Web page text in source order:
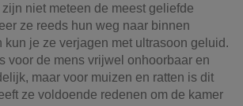
niet meteen de meest geliefde
ze reeds hun weg naar binnen
kun je ze verjagen met ultrasoon geluid.
voor de mens vrijwel onhoorbaar en
maar voor muizen en ratten is dit
ze voldoende redenen om de kamer